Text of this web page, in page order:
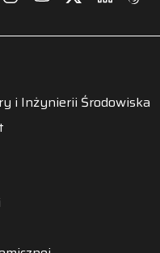
i Inżynierii Środowiska